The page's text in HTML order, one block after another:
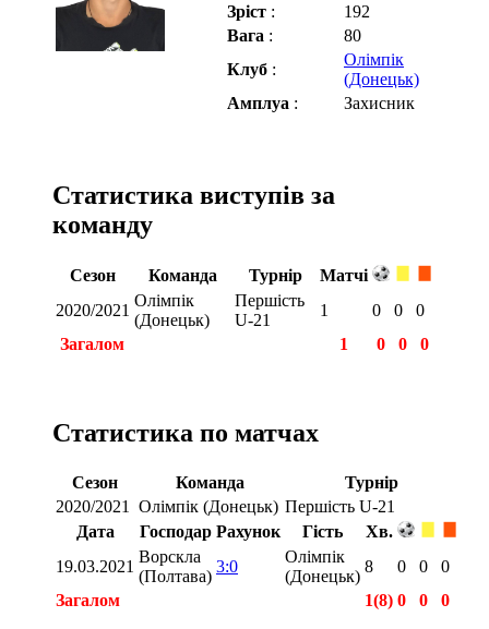
Зріст :
192
Вага :
80
Клуб :
Олімпік
(Донецьк)
Амплуа : Захисник
Статистика виступів за
команду
Сезон Команда Турнір
Матчі
2020/2021
Олімпік
(Донецьк)
Першість
U-21
1 0 0
0
Загалом
1 0 0 0
Статистика по матчах
Сезон Команда
Турнір
2020/2021
Олімпік (Донецьк) Першість U-21
Дата
Господар Рахунок Гість
Хв.
19.03.2021
Ворскла
(Полтава)
3:0
Олімпік
(Донецьк)
8 0 0
0
Загалом
1(8) 0 0
0